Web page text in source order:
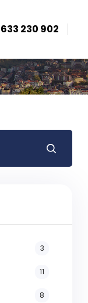
230 902
3
11
8